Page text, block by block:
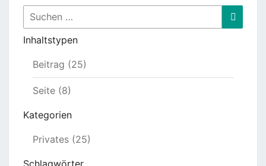
Suchen
nach:
Inhaltstypen
Beitrag (25)
Seite (8)
Kategorien
Privates (25)
Schlagwörter